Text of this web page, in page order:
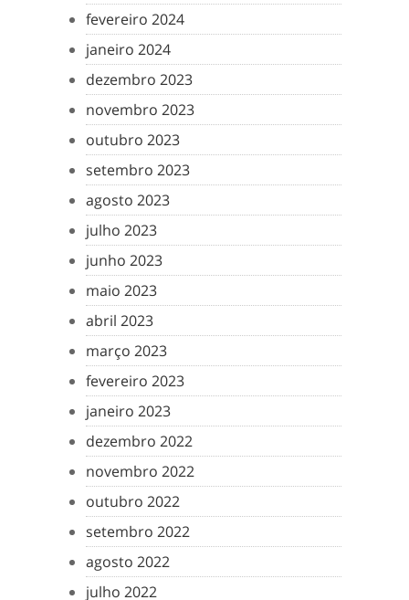
fevereiro 2024
janeiro 2024
dezembro 2023
novembro 2023
outubro 2023
setembro 2023
agosto 2023
julho 2023
junho 2023
maio 2023
abril 2023
março 2023
fevereiro 2023
janeiro 2023
dezembro 2022
novembro 2022
outubro 2022
setembro 2022
agosto 2022
julho 2022